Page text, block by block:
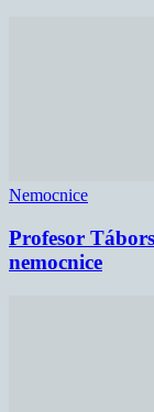
Nemocnice
Profesor
nemocnice